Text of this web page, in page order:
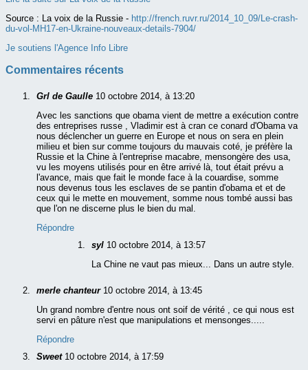
Source : La voix de la Russie - http://french.ruvr.ru/2014_10_09/Le-crash-
du-vol-MH17-en-Ukraine-nouveaux-details-7904/
Je soutiens l'Agence Info Libre
Commentaires récents
Grl de Gaulle 10 octobre 2014, à 13:20
Avec les sanctions que obama vient de mettre a exécution contre
des entreprises russe , Vladimir est à cran ce conard d'Obama va
nous déclencher un guerre en Europe et nous on sera en plein
milieu et bien sur comme toujours du mauvais coté, je préfère la
Russie et la Chine à l'entreprise macabre, mensongère des usa,
vu les moyens utilisés pour en être arrivé là, tout était prévu a
l'avance, mais que fait le monde face à la couardise, somme
nous devenus tous les esclaves de se pantin d'obama et et de
ceux qui le mette en mouvement, somme nous tombé aussi bas
que l'on ne discerne plus le bien du mal.
Répondre
syl 10 octobre 2014, à 13:57
La Chine ne vaut pas mieux... Dans un autre style.
merle chanteur 10 octobre 2014, à 13:45
Un grand nombre d'entre nous ont soif de vérité , ce qui nous est
servi en pâture n'est que manipulations et mensonges.....
Répondre
Sweet 10 octobre 2014, à 17:59